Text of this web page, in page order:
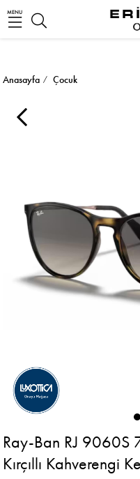
MENU
Anasayfa Çocuk
Ray-Ban RJ
Kırçıllı Kahverengi